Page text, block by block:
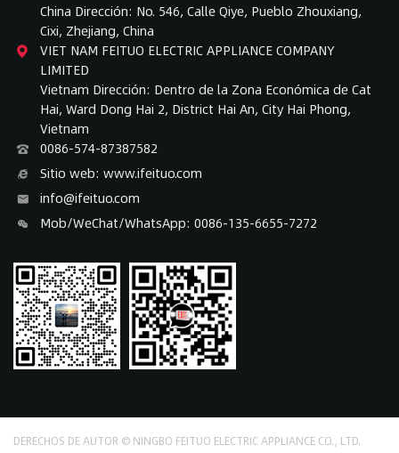
China Dirección: No. 546, Calle Qiye, Pueblo Zhouxiang,
Cixi, Zhejiang, China
VIET NAM FEITUO ELECTRIC APPLIANCE COMPANY
LIMITED
Vietnam Dirección: Dentro de la Zona Económica de Cat
Hai, Ward Dong Hai 2, District Hai An, City Hai Phong,
Vietnam
0086-574-87387582
Sitio web: www.ifeituo.com
info@ifeituo.com
Mob/WeChat/WhatsApp: 0086-135-6655-7272
DERECHOS DE AUTOR © NINGBO FEITUO ELECTRIC APPLIANCE CO., LTD.